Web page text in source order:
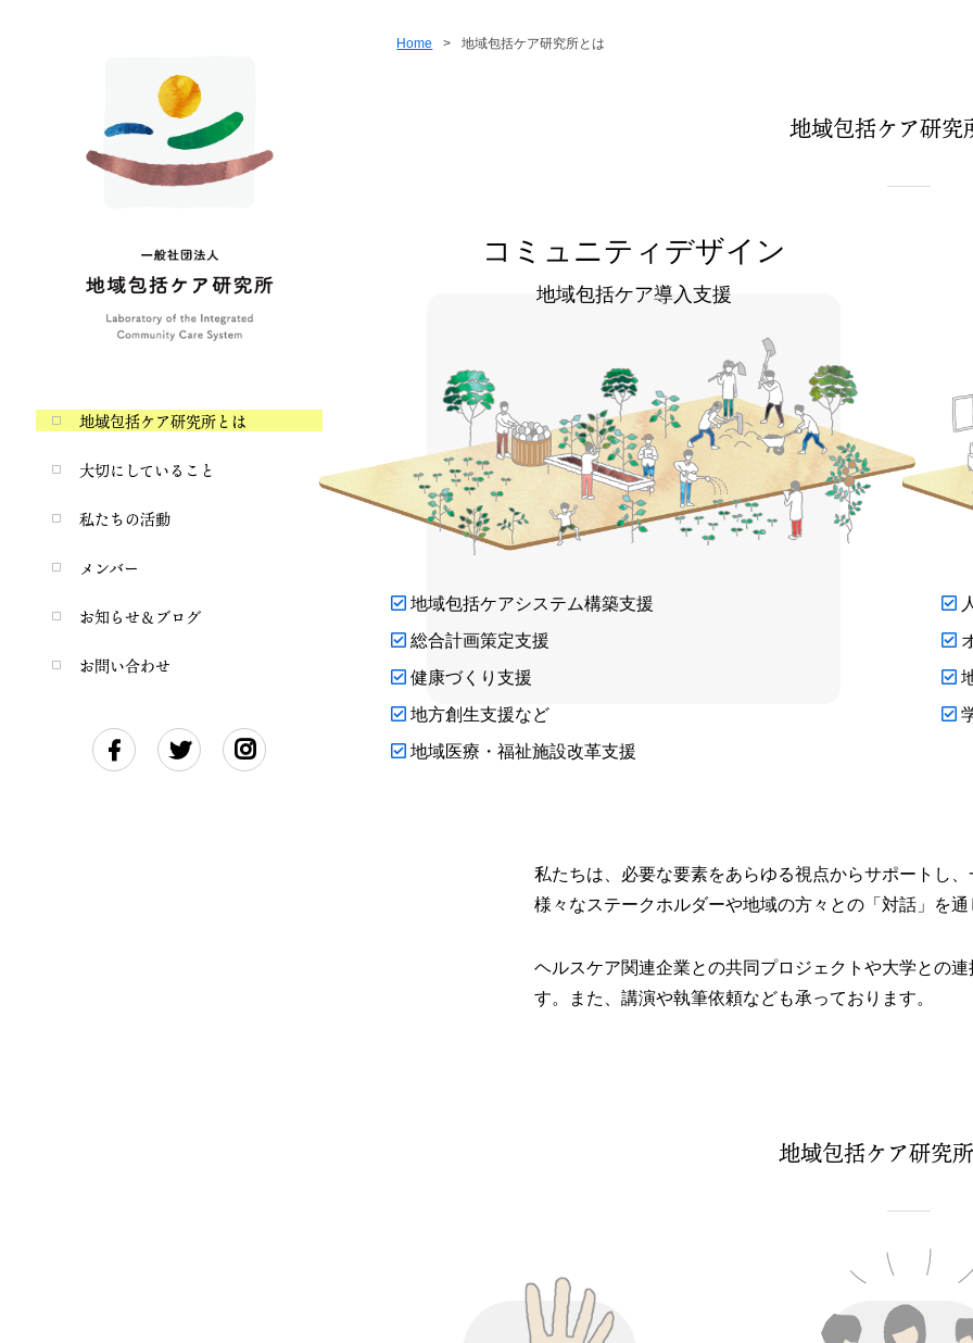
地域包括ケア研究所とは
大切にしていること
私たちの活動
メンバー
お知らせ＆ブログ
お問い合わせ
Home > 地域包括ケア研究所とは
地域包括ケア研究
コミュニティデザイン
地域包括ケア導入支援
地域包括ケアシステム構築支援
総合計画策定支援
健康づくり支援
地方創生支援など
地域医療・福祉施設改革支援
私たちは、必要な要素をあらゆる視点からサポートし
様々なステークホルダーや地域の方々との「対話」を
ヘルスケア関連企業との共同プロジェクトや大学との
す。また、講演や執筆依頼なども承っております。
地域包括ケア研究